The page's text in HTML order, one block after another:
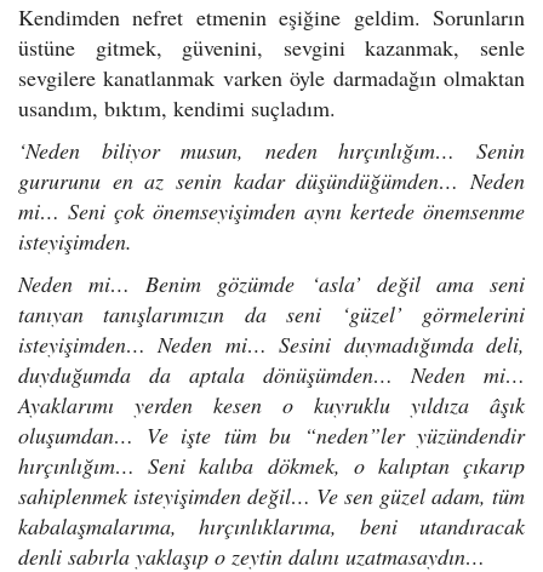
Kendimden nefret etmenin eşiğine geldim. Sorunların
üstüne gitmek, güvenini, sevgini kazanmak, senle
sevgilere kanatlanmak varken öyle darmadağın olmaktan
usandım, bıktım, kendimi suçladım.
‘Neden biliyor musun, neden hırçınlığım… Senin
gururunu en az senin kadar düşündüğümden… Neden
mi… Seni çok önemseyişimden aynı kertede önemsenme
isteyişimden.
Neden mi… Benim gözümde ‘asla’ değil ama seni
tanıyan tanışlarımızın da seni ‘güzel’ görmelerini
isteyişimden… Neden mi… Sesini duymadığımda deli,
duyduğumda da aptala dönüşümden… Neden mi…
Ayaklarımı yerden kesen o kuyruklu yıldıza âşık
oluşumdan… Ve işte tüm bu “neden”ler yüzündendir
hırçınlığım… Seni kalıba dökmek, o kalıptan çıkarıp
sahiplenmek isteyişimden değil… Ve sen güzel adam, tüm
kabalaşmalarıma, hırçınlıklarıma, beni utandıracak
denli sabırla yaklaşıp o zeytin dalını uzatmasaydın…